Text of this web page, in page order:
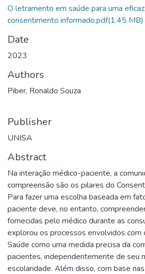
O letramento em saúde para uma
consentimento informado.pdf(1.45 MB)
Date
2023
Authors
Piber, Ronaldo Souza
Publisher
UNISA
Abstract
Na interação médico-paciente, a
compreensão são os pilares do
Para fazer uma escolha baseada em
paciente deve, no entanto,
fornecidas pelo médico durante as
explorou os processos envolvidos
Saúde como uma medida precisa da
pacientes, independentemente de seu
escolaridade. Além disso, com base